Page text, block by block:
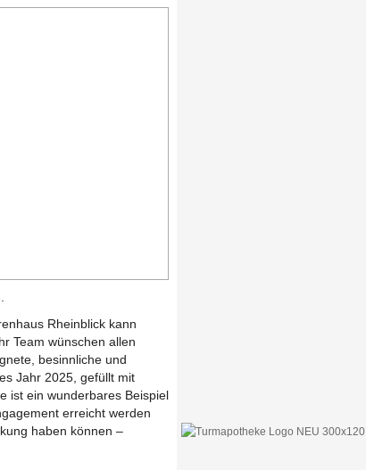
Rheinblick kann
Team wünschen allen
besinnliche und
Jahr 2025, gefüllt mit
ist ein wunderbares Beispiel
erreicht werden
haben können –